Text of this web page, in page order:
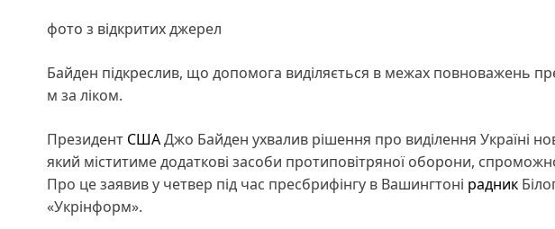
фото з відкритих джерел
Байден підкреслив, що допомога виділяється в межах повноважень
м за ліком.
Президент СШАДжо Байден ухвалив рішення про виділення Україні
який міститиме додаткові засоби протиповітряної оборони,
Про це заявив у четвер під час пресбрифінгу в Вашингтоні радник
«Укрінформ».